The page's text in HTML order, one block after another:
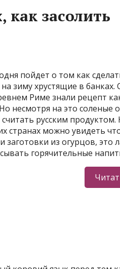
засолить
пойдет о том как
зиму хрустящие в банках.
Риме знали рецепт
несмотря на это соленые
русским
странах можно увидеть
заготовки из огурцов, это
горячительные